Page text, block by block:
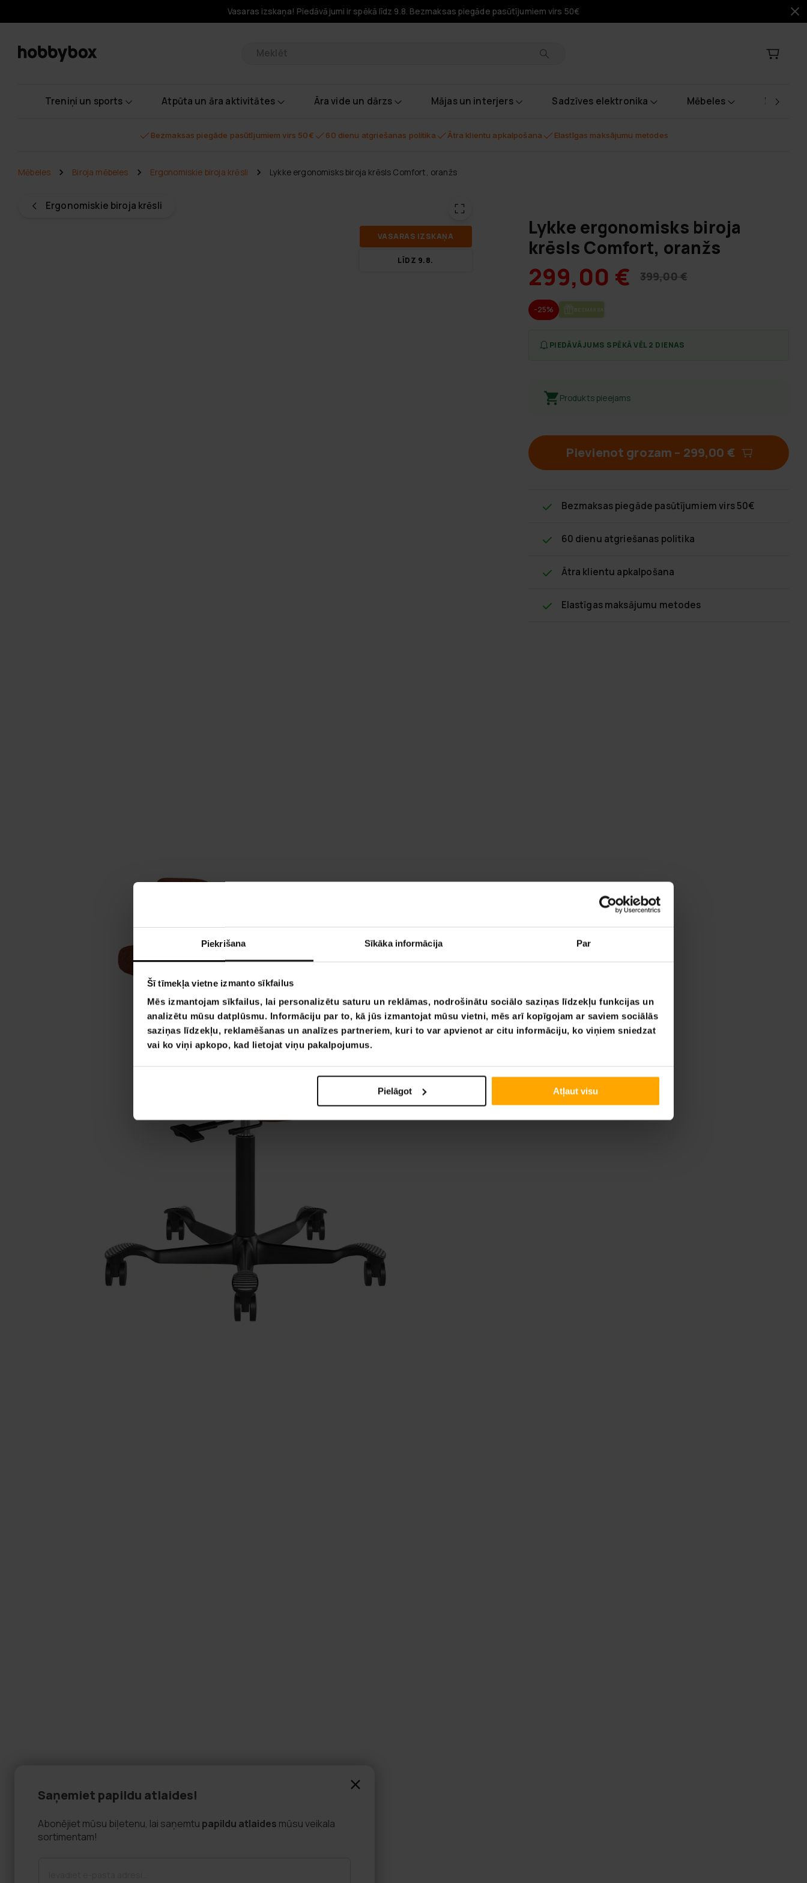
Piekrišana Sīkāka informācija Par
Šī tīmekļa vietne izmanto sīkfailus
Mēs izmantojam sīkfailus, lai personalizētu saturu un reklāmas, nodrošinātu sociālo saziņas līdzekļu funkcijas un
analizētu mūsu datplūsmu. Informāciju par to, kā jūs izmantojat mūsu vietni, mēs arī kopīgojam ar saviem sociālās
saziņas līdzekļu, reklamēšanas un analīzes partneriem, kuri to var apvienot ar citu informāciju, ko viņiem sniedzat
vai ko viņi apkopo, kad lietojat viņu pakalpojumus.
Pielāgot Atļaut visu
Vasaras izskaņa! Piedāvājumi ir spēkā līdz 9.8. Bezmaksas piegāde pasūtījumiem virs 50€
Treniņi un sports Atpūta un āra aktivitātes Āra vide un dārzs Mājas un interjers Sadzīves elektronika Mēbeles
Bezmaksas piegāde pasūtījumiem virs 50€ 60 dienu atgriešanas politika Ātra klientu apkalpošana Elastīgas maksājumu metodes
Ergonomiskie biroja krēsli
Mēbeles Biroja mēbeles Ergonomiskie biroja krēsli Lykke ergonomisks biroja krēsls Comfort, oranžs
VA­SA­RAS IZ­SKA­ŅA
LĪDZ 9.8.
Lykke ergonomisks biroja
krēsls Comfort, oranžs
299,00 € 399,00 €
-25% BEZ­MAK­SAS PIE­GĀ­DE
PIEDĀVĀJUMS SPĒKĀ VĒL 2 DIENAS
Produkts pieejams
Pievienot grozam – 299,00 €
Bezmaksas piegāde pasūtījumiem virs 50€
60 dienu atgriešanas politika
Ātra klientu apkalpošana
Elastīgas maksājumu metodes
Saņemiet papildu atlaides!
Abonējiet mūsu biļetenu, lai saņemtu papildu atlaides mūsu veikala
sortimentam!